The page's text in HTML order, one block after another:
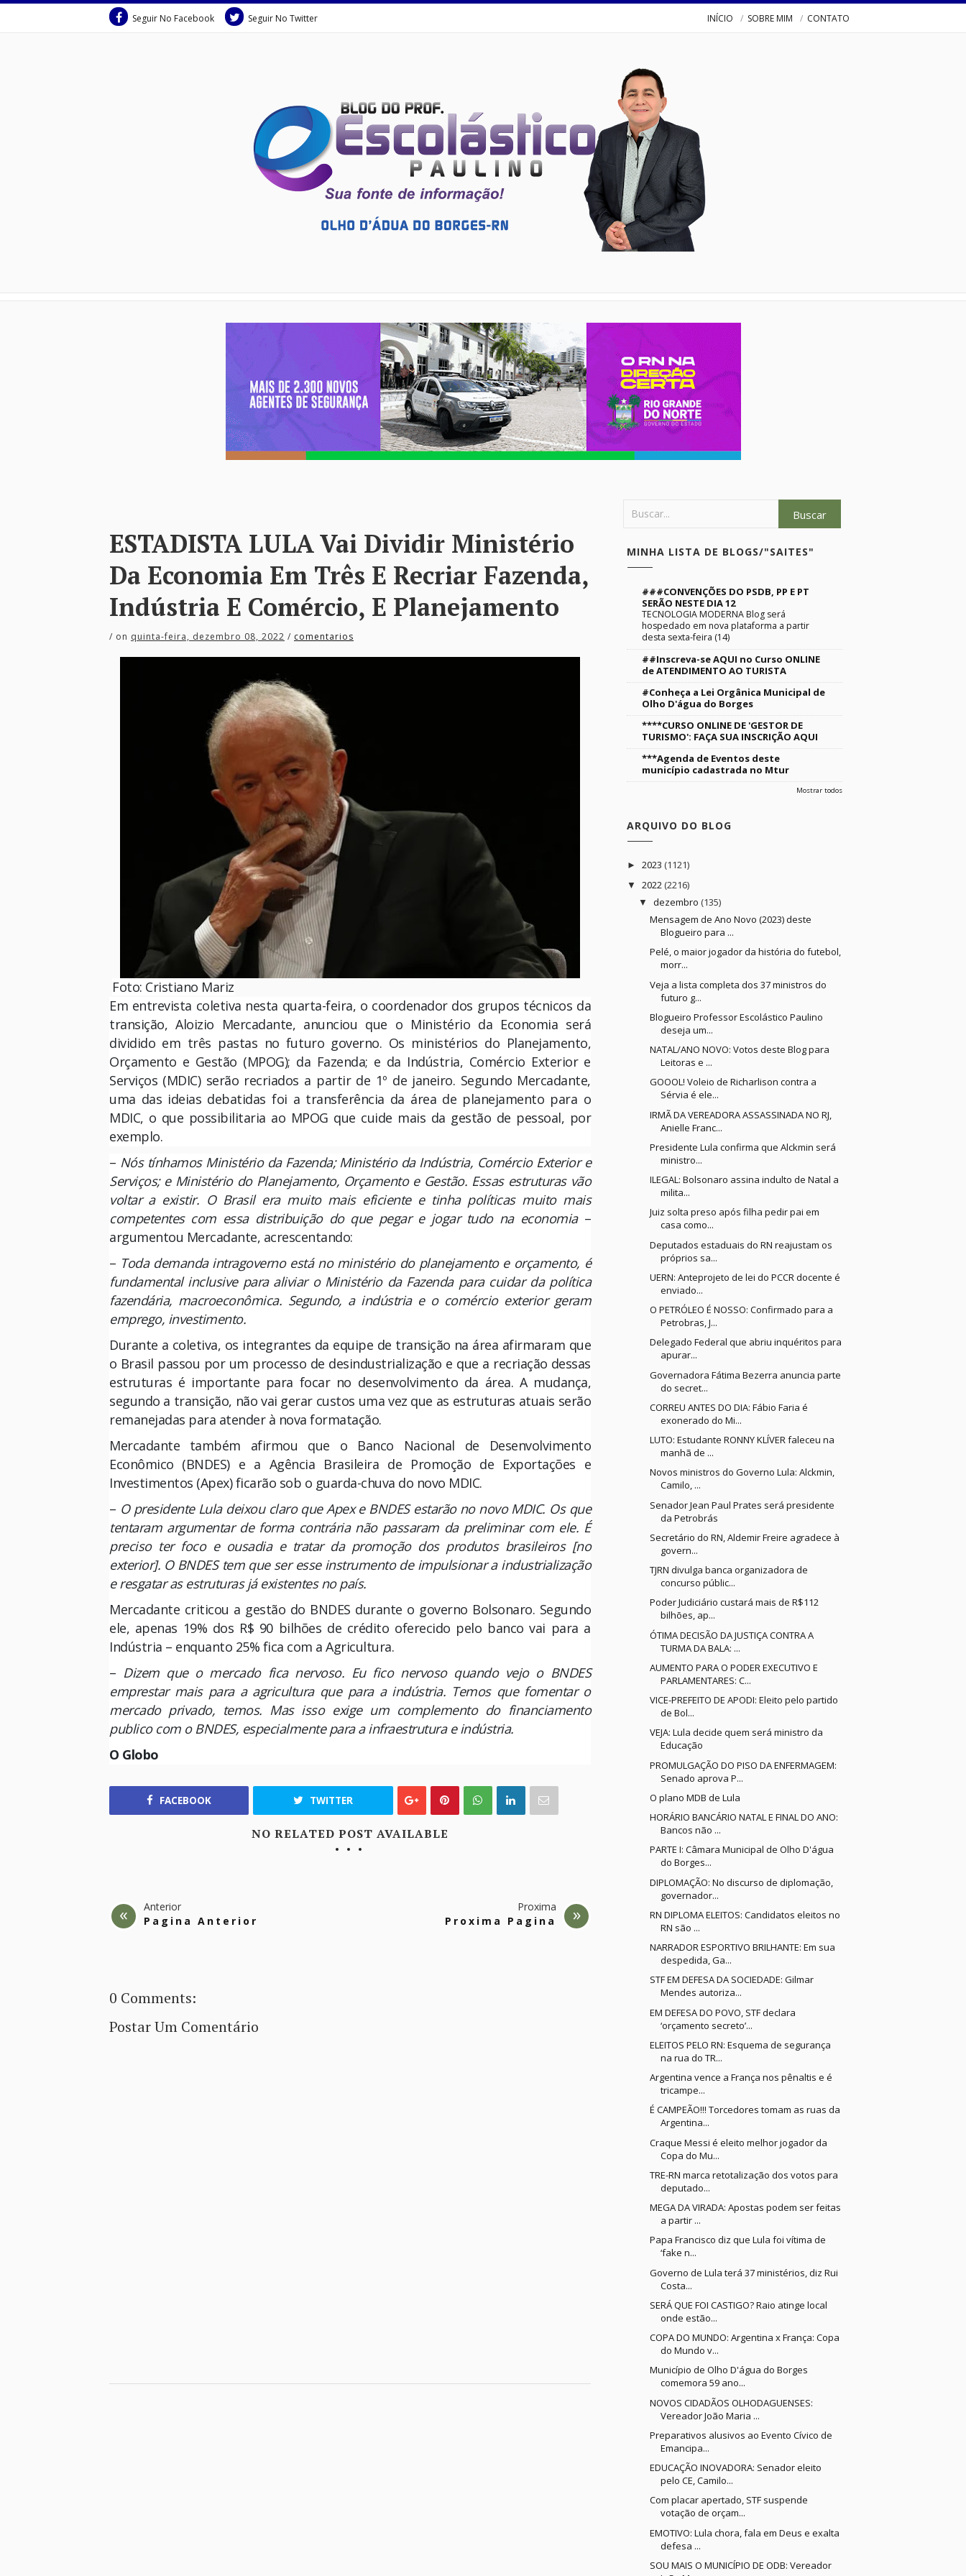
Seguir No Facebook Seguir No Twitter INÍCIO SOBRE MIM CONTATO
ESTADISTA LULA Vai Dividir Ministério
Da Economia Em Três E Recriar Fazenda,
Indústria E Comércio, E Planejamento
/ on quinta-feira, dezembro 08, 2022 / comentarios
Foto: Cristiano Mariz
Em entrevista coletiva nesta quarta-feira, o coordenador dos grupos técnicos da
transição, Aloizio Mercadante, anunciou que o Ministério da Economia será
dividido em três pastas no futuro governo. Os ministérios do Planejamento,
Orçamento e Gestão (MPOG); da Fazenda; e da Indústria, Comércio Exterior e
Serviços (MDIC) serão recriados a partir de 1º de janeiro. Segundo Mercadante,
uma das ideias debatidas foi a transferência da área de planejamento para o
MDIC, o que possibilitaria ao MPOG que cuide mais da gestão de pessoal, por
exemplo.
– Nós tínhamos Ministério da Fazenda; Ministério da Indústria, Comércio Exterior e
Serviços; e Ministério do Planejamento, Orçamento e Gestão. Essas estruturas vão
voltar a existir. O Brasil era muito mais eficiente e tinha políticas muito mais
competentes com essa distribuição do que pegar e jogar tudo na economia–
argumentou Mercadante, acrescentando:
– Toda demanda intragoverno está no ministério do planejamento e orçamento, é
fundamental inclusive para aliviar o Ministério da Fazenda para cuidar da política
fazendária, macroeconômica. Segundo, a indústria e o comércio exterior geram
emprego, investimento.
Durante a coletiva, os integrantes da equipe de transição na área afirmaram que
o Brasil passou por um processo de desindustrialização e que a recriação dessas
estruturas é importante para focar no desenvolvimento da área. A mudança,
segundo a transição, não vai gerar custos uma vez que as estruturas atuais serão
remanejadas para atender à nova formatação.
Mercadante também afirmou que o Banco Nacional de Desenvolvimento
Econômico (BNDES) e a Agência Brasileira de Promoção de Exportações e
Investimentos (Apex) ficarão sob o guarda-chuva do novo MDIC.
– O presidente Lula deixou claro que Apex e BNDES estarão no novo MDIC. Os que
tentaram argumentar de forma contrária não passaram da preliminar com ele. É
preciso ter foco e ousadia e tratar da promoção dos produtos brasileiros [no
exterior]. O BNDES tem que ser esse instrumento de impulsionar a industrialização
e resgatar as estruturas já existentes no país.
Mercadante criticou a gestão do BNDES durante o governo Bolsonaro. Segundo
ele, apenas 19% dos R$ 90 bilhões de crédito oferecido pelo banco vai para a
Indústria – enquanto 25% fica com a Agricultura.
– Dizem que o mercado fica nervoso. Eu fico nervoso quando vejo o BNDES
emprestar mais para a agricultura que para a indústria. Temos que fomentar o
mercado privado, temos. Mas isso exige um complemento do financiamento
publico com o BNDES, especialmente para a infraestrutura e indústria.
O Globo
FACEBOOK TWITTER
NO RELATED POST AVAILABLE
Anterior
Pagina Anterior
Proxima
Proxima Pagina
0 Comments:
Postar Um Comentário
MINHA LISTA DE BLOGS/"SAITES"
###CONVENÇÕES DO PSDB, PP E PT
SERÃO NESTE DIA 12
TECNOLOGIA MODERNA Blog será
hospedado em nova plataforma a partir
desta sexta-feira (14)
##Inscreva-se AQUI no Curso ONLINE
de ATENDIMENTO AO TURISTA
#Conheça a Lei Orgânica Municipal de
Olho D'água do Borges
****CURSO ONLINE DE 'GESTOR DE
TURISMO': FAÇA SUA INSCRIÇÃO AQUI
***Agenda de Eventos deste
município cadastrada no Mtur
Mostrar todos
ARQUIVO DO BLOG
► 2023 (1121)
▼ 2022 (2216)
▼ dezembro (135)
Mensagem de Ano Novo (2023) deste
Blogueiro para ...
Pelé, o maior jogador da história do futebol,
morr...
Veja a lista completa dos 37 ministros do
futuro g...
Blogueiro Professor Escolástico Paulino
deseja um...
NATAL/ANO NOVO: Votos deste Blog para
Leitoras e ...
GOOOL! Voleio de Richarlison contra a
Sérvia é ele...
IRMÃ DA VEREADORA ASSASSINADA NO RJ,
Anielle Franc...
Presidente Lula confirma que Alckmin será
ministro...
ILEGAL: Bolsonaro assina indulto de Natal a
milita...
Juiz solta preso após filha pedir pai em
casa como...
Deputados estaduais do RN reajustam os
próprios sa...
UERN: Anteprojeto de lei do PCCR docente é
enviado...
O PETRÓLEO É NOSSO: Confirmado para a
Petrobras, J...
Delegado Federal que abriu inquéritos para
apurar...
Governadora Fátima Bezerra anuncia parte
do secret...
CORREU ANTES DO DIA: Fábio Faria é
exonerado do Mi...
LUTO: Estudante RONNY KLÍVER faleceu na
manhã de ...
Novos ministros do Governo Lula: Alckmin,
Camilo, ...
Senador Jean Paul Prates será presidente
da Petrobrás
Secretário do RN, Aldemir Freire agradece à
govern...
TJRN divulga banca organizadora de
concurso públic...
Poder Judiciário custará mais de R$112
bilhões, ap...
ÓTIMA DECISÃO DA JUSTIÇA CONTRA A
TURMA DA BALA: ...
AUMENTO PARA O PODER EXECUTIVO E
PARLAMENTARES: C...
VICE-PREFEITO DE APODI: Eleito pelo partido
de Bol...
VEJA: Lula decide quem será ministro da
Educação
PROMULGAÇÃO DO PISO DA ENFERMAGEM:
Senado aprova P...
O plano MDB de Lula
HORÁRIO BANCÁRIO NATAL E FINAL DO ANO:
Bancos não ...
PARTE I: Câmara Municipal de Olho D'água
do Borges...
DIPLOMAÇÃO: No discurso de diplomação,
governador...
RN DIPLOMA ELEITOS: Candidatos eleitos no
RN são ...
NARRADOR ESPORTIVO BRILHANTE: Em sua
despedida, Ga...
STF EM DEFESA DA SOCIEDADE: Gilmar
Mendes autoriza...
EM DEFESA DO POVO, STF declara
‘orçamento secreto’...
ELEITOS PELO RN: Esquema de segurança
na rua do TR...
Argentina vence a França nos pênaltis e é
tricampe...
É CAMPEÃO!!! Torcedores tomam as ruas da
Argentina...
Craque Messi é eleito melhor jogador da
Copa do Mu...
TRE-RN marca retotalização dos votos para
deputado...
MEGA DA VIRADA: Apostas podem ser feitas
a partir ...
Papa Francisco diz que Lula foi vítima de
‘fake n...
Governo de Lula terá 37 ministérios, diz Rui
Costa...
SERÁ QUE FOI CASTIGO? Raio atinge local
onde estão...
COPA DO MUNDO: Argentina x França: Copa
do Mundo v...
Município de Olho D'água do Borges
comemora 59 ano...
NOVOS CIDADÃOS OLHODAGUENSES:
Vereador João Maria ...
Preparativos alusivos ao Evento Cívico de
Emancipa...
EDUCAÇÃO INOVADORA: Senador eleito
pelo CE, Camilo...
Com placar apertado, STF suspende
votação de orçam...
EMOTIVO: Lula chora, fala em Deus e exalta
defesa ...
SOU MAIS O MUNICÍPIO DE ODB: Vereador